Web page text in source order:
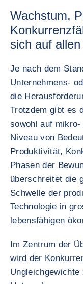
Wachstum,
sich auf
Je nach dem
Unternehmens-
die
Trotzdem gibt es
sowohl auf
Niveau von
Produktivität,
Phasen der
überschreitet die
Schwelle der
Technologie in
lebensfähigen
Im Zentrum der
wird der
Ungleichgewichte